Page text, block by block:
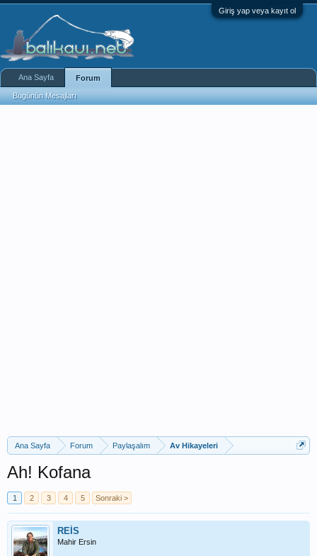
Giriş yap veya kayıt ol
Ana Sayfa Forum Paylaşalım Av Hikayeleri
Ah! Kofana
1 2 3 4 5 Sonraki >
REİS
Mahir Ersin
Ana Sayfa Forum
Bugünün Mesajları